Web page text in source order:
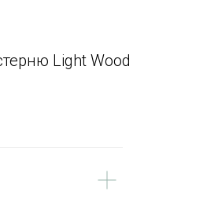
Light Wood